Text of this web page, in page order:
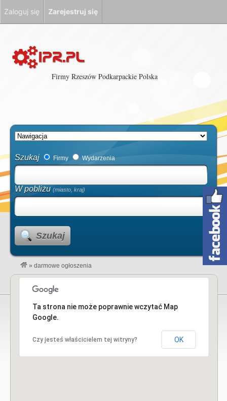
Firmy Rzeszów Podkarpackie Polska
Szukaj Firmy Wydarzenia
W pobliżu (miasto, kraj)
Szukaj
» darmowe ogłoszenia
Ta strona nie może poprawnie wczytać Map
Google.
Czy jesteś właścicielem tej witryny? OK
Zaloguj się Zarejestruj się